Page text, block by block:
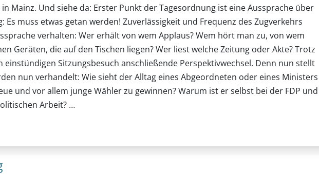
Mainz. Und siehe da: Erster Punkt der Tagesordnung ist eine Aussprache über
muss etwas getan werden! Zuverlässigkeit und Frequenz des Zugverkehrs
verhalten: Wer erhält von wem Applaus? Wem hört man zu, von wem
Geräten, die auf den Tischen liegen? Wer liest welche Zeitung oder Akte? Trotz
Sitzungsbesuch anschließende Perspektivwechsel. Denn nun stellt
nun verhandelt: Wie sieht der Alltag eines Abgeordneten oder eines Ministers
und vor allem junge Wähler zu gewinnen? Warum ist er selbst bei der FDP und
Arbeit? …